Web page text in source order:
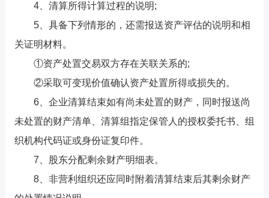
4、清算所得计算过程的说明;
5、具备下列情形的，还需报送资产评估的说明和相
关证明材料。
①资产处置交易双方存在关联关系的;
②采取可变现价值确认资产处置所得或损失的。
6、企业清算结束如有尚未处置的财产，同时报送尚
未处置的财产清单、清算组指定保管人的授权委托书、组
织机构代码证或身份证复印件。
7、股东分配剩余财产明细表。
8、非营利组织还应同时附着清算结束后其剩余财产